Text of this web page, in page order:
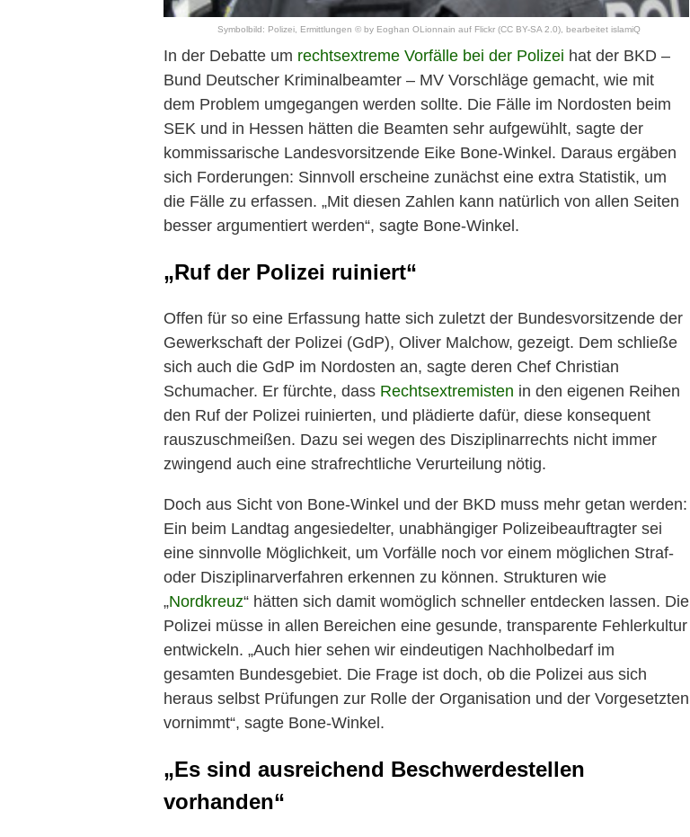
Symbolbild: Polizei, Ermittlungen © by Eoghan OLionnain auf Flickr (CC BY-SA 2.0), bearbeitet islamiQ
In der Debatte um rechtsextreme Vorfälle bei der Polizei hat der BKD –
Bund Deutscher Kriminalbeamter – MV Vorschläge gemacht, wie mit
dem Problem umgegangen werden sollte. Die Fälle im Nordosten beim
SEK und in Hessen hätten die Beamten sehr aufgewühlt, sagte der
kommissarische Landesvorsitzende Eike Bone-Winkel. Daraus ergäben
sich Forderungen: Sinnvoll erscheine zunächst eine extra Statistik, um
die Fälle zu erfassen. „Mit diesen Zahlen kann natürlich von allen Seiten
besser argumentiert werden“, sagte Bone-Winkel.
„Ruf der Polizei ruiniert“
Offen für so eine Erfassung hatte sich zuletzt der Bundesvorsitzende der
Gewerkschaft der Polizei (GdP), Oliver Malchow, gezeigt. Dem schließe
sich auch die GdP im Nordosten an, sagte deren Chef Christian
Schumacher. Er fürchte, dass Rechtsextremisten in den eigenen Reihen
den Ruf der Polizei ruinierten, und plädierte dafür, diese konsequent
rauszuschmeißen. Dazu sei wegen des Disziplinarrechts nicht immer
zwingend auch eine strafrechtliche Verurteilung nötig.
Doch aus Sicht von Bone-Winkel und der BKD muss mehr getan werden:
Ein beim Landtag angesiedelter, unabhängiger Polizeibeauftragter sei
eine sinnvolle Möglichkeit, um Vorfälle noch vor einem möglichen Straf-
oder Disziplinarverfahren erkennen zu können. Strukturen wie
„Nordkreuz“ hätten sich damit womöglich schneller entdecken lassen. Die
Polizei müsse in allen Bereichen eine gesunde, transparente Fehlerkultur
entwickeln. „Auch hier sehen wir eindeutigen Nachholbedarf im
gesamten Bundesgebiet. Die Frage ist doch, ob die Polizei aus sich
heraus selbst Prüfungen zur Rolle der Organisation und der Vorgesetzten
vornimmt“, sagte Bone-Winkel.
„Es sind ausreichend Beschwerdestellen
vorhanden“